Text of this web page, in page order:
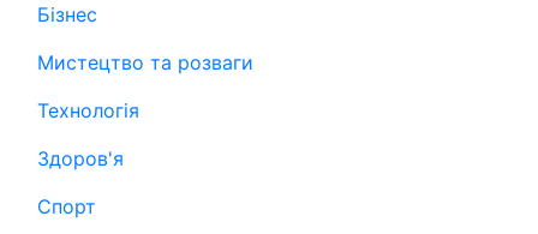
Бізнес
Мистецтво та розваги
Технологія
Здоров'я
Спорт